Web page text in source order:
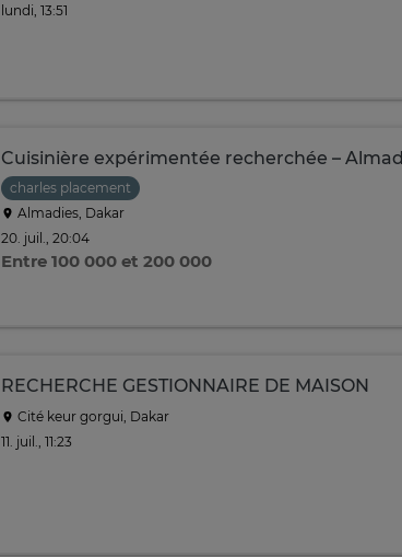
lundi, 13:51
Cuisinière expérimentée recherchée –
charles placement
Almadies, Dakar
20. juil., 20:04
Entre 100 000 et 200 000
RECHERCHE GESTIONNAIRE DE MAISON
Cité keur gorgui, Dakar
11. juil., 11:23